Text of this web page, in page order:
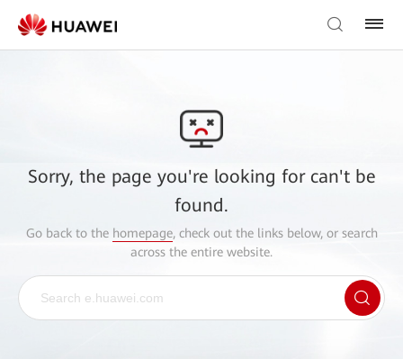
Sorry, the page you're looking for can't be
found.
Go back to the homepage, check out the links below, or search
across the entire website.